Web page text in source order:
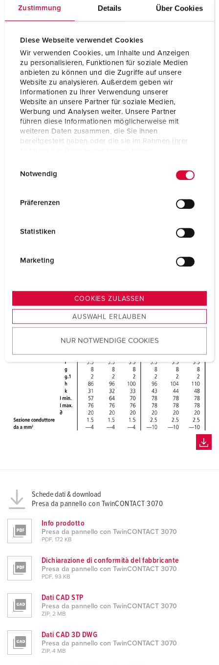
Zustimmung Details Über Cookies
Diese Webseite verwendet Cookies
Wir verwenden Cookies, um Inhalte und Anzeigen
zu personalisieren, Funktionen für soziale Medien
anbieten zu können und die Zugriffe auf unsere
Website zu analysieren. Außerdem geben wir
Informationen zu Ihrer Verwendung unserer
Website an unsere Partner für soziale Medien,
Werbung und Analysen weiter. Unsere Partner
führen diese Informationen möglicherweise mit
weiteren Daten zusammen, die Sie ihnen
bereitgestellt haben oder die sie im Rahmen Ihrer
s
u
w
Notwendig
Präferenzen
Statistiken
Marketing
COOKIES ZULASSEN
AUSWAHL ERLAUBEN
NUR NOTWENDIGE COOKIES
Contatti standard
Grado di protezione IP44
Flangia 85x85 mm
Fori di fissaggio 70x70 mm
Inclinazione 20 °
Peso 140 g
Dichiarazione di conformità
VDE
Schede dati & download
Presa da pannello con TwinCONTACT 3070
Info prodotto
Presa da pannello con TwinCONTACT 3070
PDF, 172 KB
Dichiarazione di conformità del fabbricante
Presa da pannello con TwinCONTACT 3070
PDF, 93 KB
Dati CAD STP
Presa da pannello con TwinCONTACT 3070
ZIP, 2 MB
Dati CAD 3D DWG
Presa da pannello con TwinCONTACT 3070
ZIP, 4 MB